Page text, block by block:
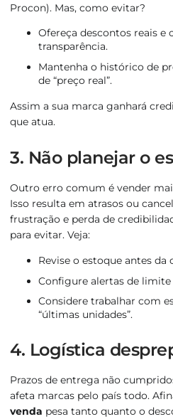
Procon). Mas, como evitar?
Ofereça descontos reais e
transparência.
Mantenha o histórico de
de “preço real”.
Assim a sua marca ganhará
que atua.
3. Não planejar o
Outro erro comum é vender
Isso resulta em atrasos ou
frustração e perda de
para evitar. Veja:
Revise o estoque antes da
Configure alertas de
Considere trabalhar com
“últimas unidades”.
4. Logística
Prazos de entrega não
afeta marcas pelo país todo.
venda pesa tanto quanto o